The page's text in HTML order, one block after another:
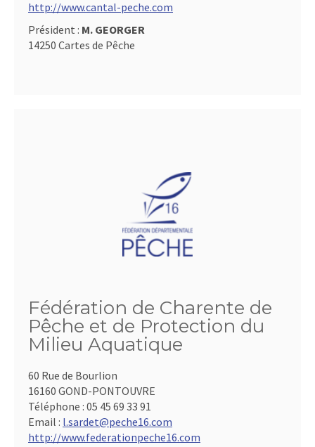
http://www.cantal-peche.com
Président : M. GEORGER
14250 Cartes de Pêche
Fédération de Charente de
Pêche et de Protection du
Milieu Aquatique
60 Rue de Bourlion
16160 GOND-PONTOUVRE
Téléphone : 05 45 69 33 91
Email : l.sardet@peche16.com
http://www.federationpeche16.com